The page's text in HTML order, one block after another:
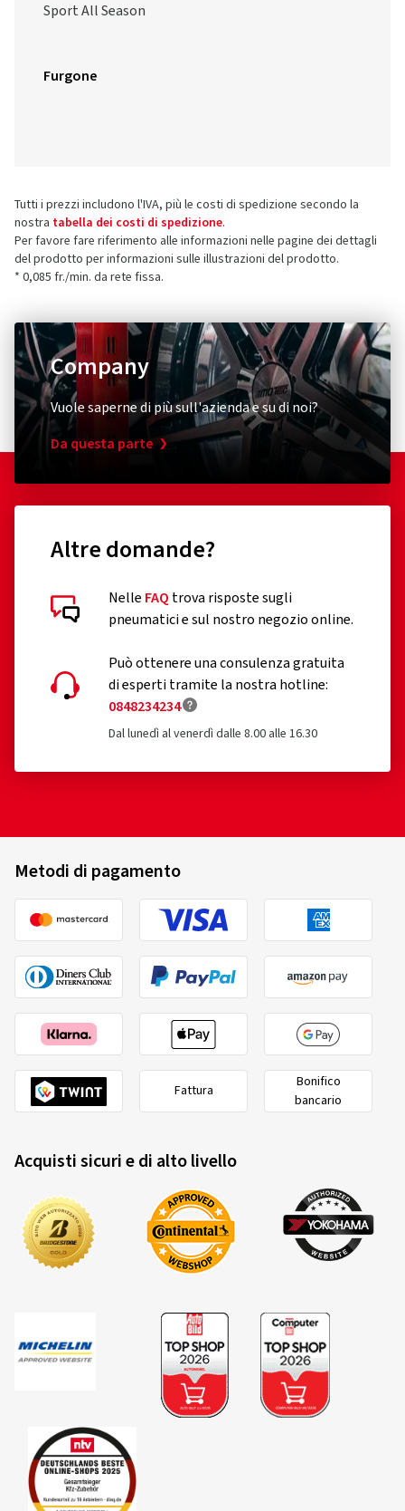
Sport All Season
Furgone
Tutti i prezzi includono l'IVA, più le costi di spedizione secondo la
nostra tabella dei costi di spedizione.
Per favore fare riferimento alle informazioni nelle pagine dei dettagli
del prodotto per informazioni sulle illustrazioni del prodotto.
* 0,085 fr./min. da rete fissa.
Company
Vuole saperne di più sull'azienda e su di noi?
Da questa parte
Altre domande?
Nelle FAQ trova risposte sugli
pneumatici e sul nostro negozio online.
Può ottenere una consulenza gratuita
di esperti tramite la nostra hotline:
0848234234
Dal lunedì al venerdì dalle 8.00 alle 16.30
Metodi di pagamento
Fattura
Bonifico
bancario
Acquisti sicuri e di alto livello